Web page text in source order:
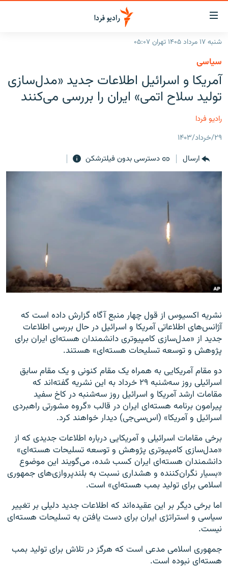
لینک‌های
قابلیت
دسترسی
بازگشت
به
منوی
اصلی
رفتن
به
صفحه
ایران
جهان
فرکانس‌ها
پادکست
چندرسانه‌ای
گزارش‌های تصویری
گزارش‌های ویدئویی
زنان فردا
English
زبان‌های دیگر
شنبه ۱۷ مرداد ۱۴۰۵ تهران ۰۵:۰۷
سیاسی
آمریکا و اسرائیل اطلاعات جدید «مدل‌سازی
تولید سلاح اتمی» ایران را بررسی می‌کنند
رادیو فردا
۲۹/خرداد/۱۴۰۳
ارسال
دسترسی بدون فیلترشکن
نشریه اکسیوس از قول چهار منبع آگاه گزارش داده است که
آژانس‌های اطلاعاتی آمریکا و اسرائیل در حال بررسی اطلاعات
جدید از «مدل‌سازی کامپیوتری دانشمندان هسته‌ای ایران برای
پژوهش و توسعه تسلیحات هسته‌ای» هستند.
دو مقام آمریکایی به همراه یک مقام کنونی و یک مقام سابق
اسرائیلی روز سه‌شنبه ۲۹ خرداد به این نشریه گفته‌اند که
مقامات ارشد آمریکا و اسرائیل روز سه‌شنبه در کاخ سفید
پیرامون برنامه هسته‌ای ایران در قالب «گروه مشورتی راهبردی
اسرائیل و آمریکا» (اس‌سی‌جی) دیدار خواهند کرد.
برخی مقامات اسرائیلی و آمریکایی درباره اطلاعات جدیدی که از
«مدل‌سازی کامپیوتری پژوهش و توسعه تسلیحات هسته‌ای»
دانشمندان هسته‌ای ایران کسب شده، می‌گویند این موضوع
«بسیار نگران‌کننده‌ و هشداری نسبت به بلندپروازی‌های جمهوری
اسلامی برای تولید بمب هسته‌ای» است.
اما برخی دیگر بر این عقیده‌اند که اطلاعات جدید دلیلی بر تغییر
سیاسی و استراتژی ایران برای دست یافتن به تسلیحات هسته‌ای
نیست.
جمهوری اسلامی مدعی است که هرگز در تلاش برای تولید بمب
هسته‌ای نبوده است.